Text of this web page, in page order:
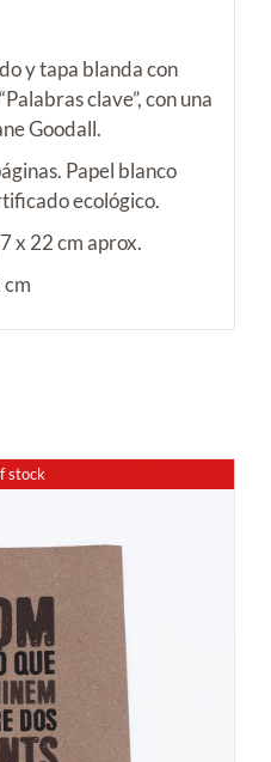
y tapa blanda con
clave”, con una
Goodall.
Papel blanco
ecológico.
x 22 cm aprox.
stock